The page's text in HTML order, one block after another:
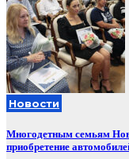
Новости
Многодетным семьям
приобретение